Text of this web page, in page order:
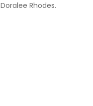
Rhodes.